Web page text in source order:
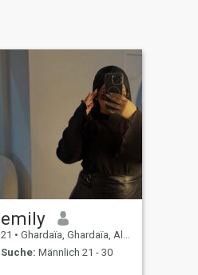
emily
21 • Ghardaïa, Ghardaïa, Algerien
Suche: Männlich 21 - 30